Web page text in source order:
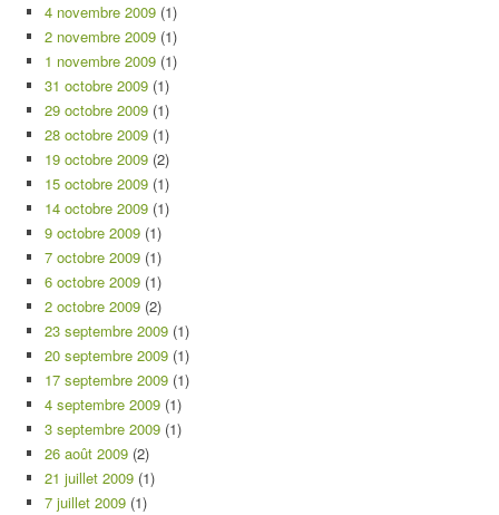
4 novembre 2009 (1)
2 novembre 2009 (1)
1 novembre 2009 (1)
31 octobre 2009 (1)
29 octobre 2009 (1)
28 octobre 2009 (1)
19 octobre 2009 (2)
15 octobre 2009 (1)
14 octobre 2009 (1)
9 octobre 2009 (1)
7 octobre 2009 (1)
6 octobre 2009 (1)
2 octobre 2009 (2)
23 septembre 2009 (1)
20 septembre 2009 (1)
17 septembre 2009 (1)
4 septembre 2009 (1)
3 septembre 2009 (1)
26 août 2009 (2)
21 juillet 2009 (1)
7 juillet 2009 (1)